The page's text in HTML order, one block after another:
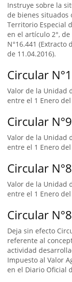
Instruye sobre la
de bienes situados
Territorio Especial
en el artículo 2°, de
N°16.441
de 11.04.2016).
Circular
Valor de la Unidad
entre el 1 Enero
Circular
Valor de la Unidad
entre el 1 Enero
Circular
Valor de la Unidad
entre el 1 Enero
Circular
Deja sin efecto
referente al
actividad
Impuesto al Valor
en el Diario Oficial